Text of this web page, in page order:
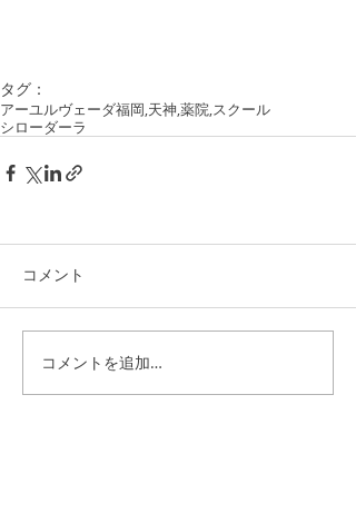
タグ：
アーユルヴェーダ福岡,天神,薬院,スクール
シローダーラ
コメント
コメントを追加…